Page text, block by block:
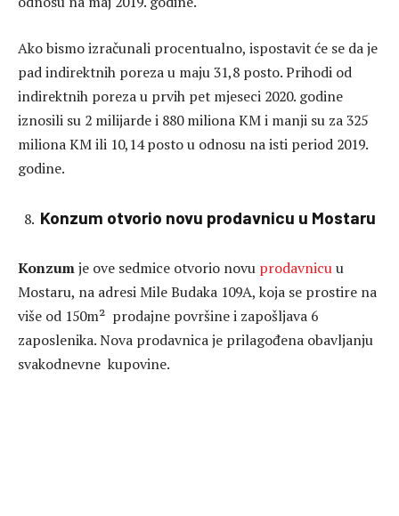
Ako bismo izračunali procentualno, ispostavit će se da je
pad indirektnih poreza u maju 31,8 posto. Prihodi od
indirektnih poreza u prvih pet mjeseci 2020. godine
iznosili su 2 milijarde i 880 miliona KM i manji su za 325
miliona KM ili 10,14 posto u odnosu na isti period 2019.
godine.
Konzum otvorio novu prodavnicu u Mostaru
Konzumje ove sedmice otvorio novu prodavnicuu
Mostaru, na adresi Mile Budaka 109A, koja se prostire na
više od 150m² prodajne površine i zapošljava 6
zaposlenika. Nova prodavnica je prilagođena obavljanju
svakodnevne kupovine.